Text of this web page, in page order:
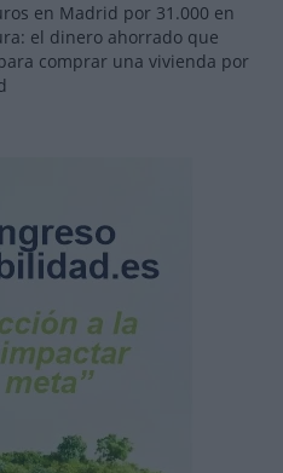
en Madrid por 31.000 en
el dinero ahorrado que
comprar una vivienda por